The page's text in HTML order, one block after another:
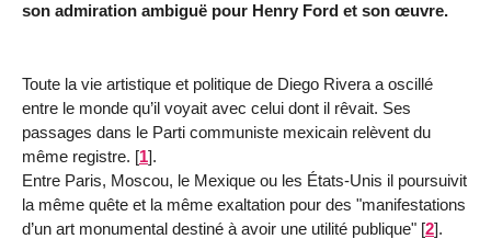
son admiration ambiguë pour Henry Ford et son œuvre.
Toute la vie artistique et politique de Diego Rivera a oscillé
entre le monde qu’il voyait avec celui dont il rêvait. Ses
passages dans le Parti communiste mexicain relèvent du
même registre. [1].
Entre Paris, Moscou, le Mexique ou les États-Unis il poursuivit
la même quête et la même exaltation pour des "manifestations
d’un art monumental destiné à avoir une utilité publique" [2].